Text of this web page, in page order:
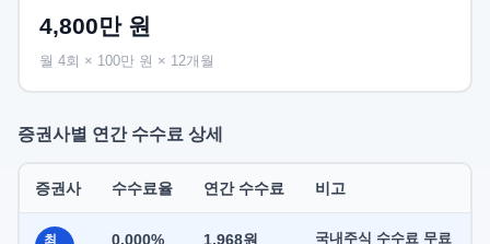
4,800만 원
월 4회 × 100만 원 × 12개월
증권사별 연간 수수료 상세
증권사 수수료율 연간 수수료 비고
최 0.000% 1,968원 국내주식 수수료 무료